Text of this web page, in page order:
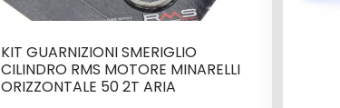
KIT GUARNIZIONI SMERIGLIO
CILINDRO RMS MOTORE MINARELLI
ORIZZONTALE 50 2T ARIA